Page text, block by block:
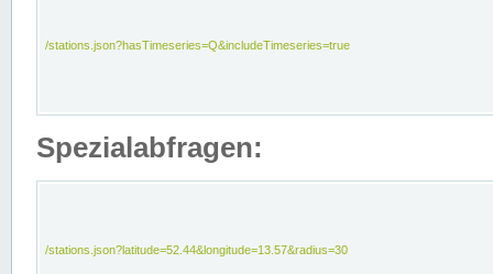
/stations.json?hasTimeseries=Q&includeTimeseries=true
Spezialabfragen:
/stations.json?latitude=52.44&longitude=13.57&radius=30